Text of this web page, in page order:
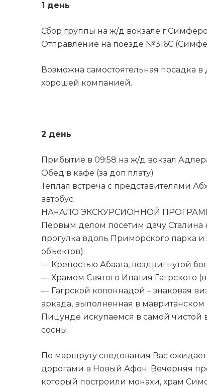
1 день
Сбор группы на ж/д вокзале
Отправление на поезде №316С
Возможна самостоятельная посадка
хорошей компанией.
2 день
Прибытие в 09:58 на ж/д вокзал
Обед в кафе (за доп.плату)
Тёплая встреча с представителями
автобус.
НАЧАЛО ЭКСКУРСИОННОЙ
Первым делом посетим дачу
прогулка вдоль Приморского парка
объектов):
— Крепостью Абаата, воздвигнутой
— Храмом Святого Ипатия Гагрского
— Гагрской колоннадой – знаковая
аркада, выполненная в
Пицунде искупаемся в самой чистой
сосны.
По маршруту следования Вас
дорогами в Новый Афон. Вечерняя
который построили монахи, храм